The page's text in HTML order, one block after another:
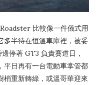
比較像一件儀式用
多半待在恒溫車庫裡，被妥
停著 GT3 負責賽道日，
日再有一台電動車掌管都
梢重新轉綠，或溫哥華迎來